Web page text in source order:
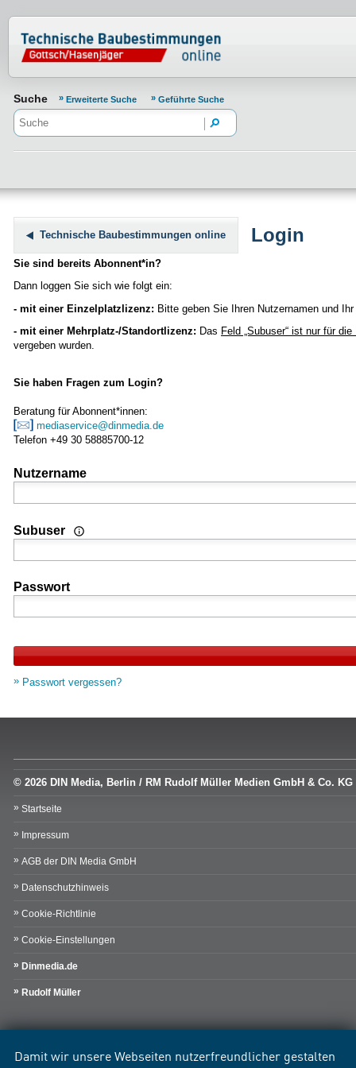
Damit wir unsere Webseiten nutzerfreundlicher gestalten
Normenportal Barrierefreiheit
Suche Erweiterte Suche Geführte Suche
Technische Baubestimmungen online Login
Sie sind bereits Abonnent*in?
Dann loggen Sie sich wie folgt ein:
- mit einer Einzelplatzlizenz: Bitte geben Sie Ihren Nutzernamen und
- mit einer Mehrplatz-/Standortlizenz: Das Feld „Subuser“ ist nur für die
vergeben wurden.
Sie haben Fragen zum Login?
Beratung für Abonnent*innen:
mediaservice@dinmedia.de
Telefon +49 30 58885700-12
Nutzername
Subuser Wenn Sie Nutzer einer Mehrplatz- oder Standortlizenz
Passwort
Passwort vergessen?
© 2026 DIN Media, Berlin / RM Rudolf Müller Medien GmbH & Co. KG
Startseite
Impressum
AGB der DIN Media GmbH
Datenschutzhinweis
Cookie-Richtlinie
Cookie-Einstellungen
Dinmedia.de
Rudolf Müller